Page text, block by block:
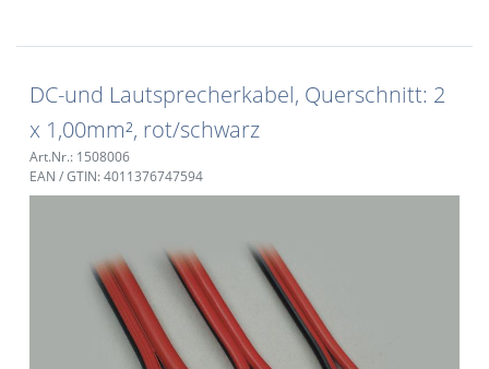
DC-und Lautsprecherkabel, Querschnitt: 2
x 1,00mm², rot/schwarz
Art.Nr.: 1508006
EAN / GTIN: 4011376747594